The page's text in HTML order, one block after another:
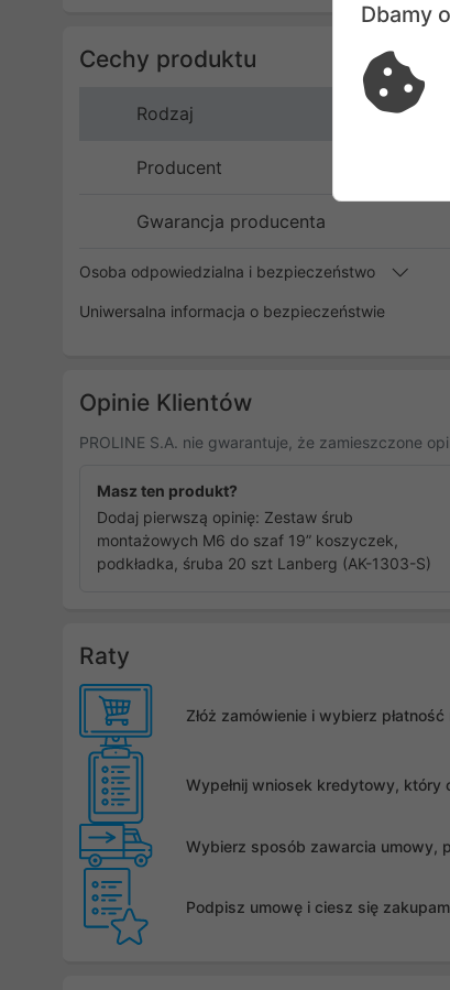
Cechy produktu
Rodzaj
Producent
Gwarancja producenta
Osoba odpowiedzialna i bezpieczeństwo
Uniwersalna informacja o bezpieczeństwie
Opinie Klientów
PROLINE S.A. nie gwarantuje, że zamieszczone
Masz ten produkt?
Dodaj pierwszą opinię: Zestaw śrub
montażowych M6 do szaf 19” koszyczek,
podkładka, śruba 20 szt Lanberg (AK-1303-S)
Raty
Złóż zamówienie i wybierz
Wypełnij wniosek kredytowy, który
Wybierz sposób zawarcia umowy,
Podpisz umowę i ciesz się
Dbamy